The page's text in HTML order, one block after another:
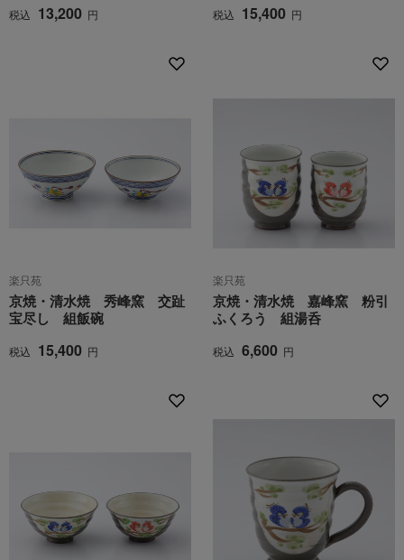
税込 13,200 円 税込 15,400 円
楽只苑
京焼・清水焼 秀峰窯 交趾
宝尽し 組飯碗
税込 15,400 円
楽只苑
京焼・清水焼 嘉峰窯 粉引
ふくろう 組湯呑
税込 6,600 円